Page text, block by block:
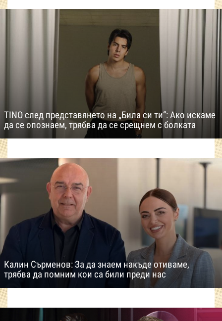
TINO след представянето на „Била си ти“: Ако искаме
да се опознаем, трябва да се срещнем с болката
Калин Сърменов: За да знаем накъде отиваме,
трябва да помним кои са били преди нас